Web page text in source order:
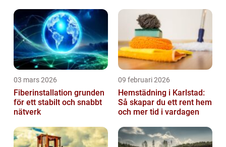
03 mars 2026
Fiberinstallation grunden
för ett stabilt och snabbt
nätverk
09 februari 2026
Hemstädning i Karlstad:
Så skapar du ett rent hem
och mer tid i vardagen